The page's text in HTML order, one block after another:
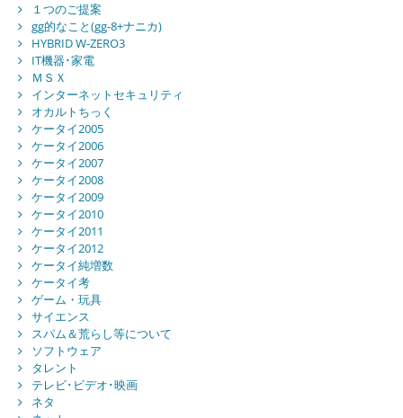
１つのご提案
gg的なこと(gg-8+ナニカ)
HYBRID W-ZERO3
IT機器･家電
ＭＳＸ
インターネットセキュリティ
オカルトちっく
ケータイ2005
ケータイ2006
ケータイ2007
ケータイ2008
ケータイ2009
ケータイ2010
ケータイ2011
ケータイ2012
ケータイ純増数
ケータイ考
ゲーム・玩具
サイエンス
スパム＆荒らし等について
ソフトウェア
タレント
テレビ･ビデオ･映画
ネタ